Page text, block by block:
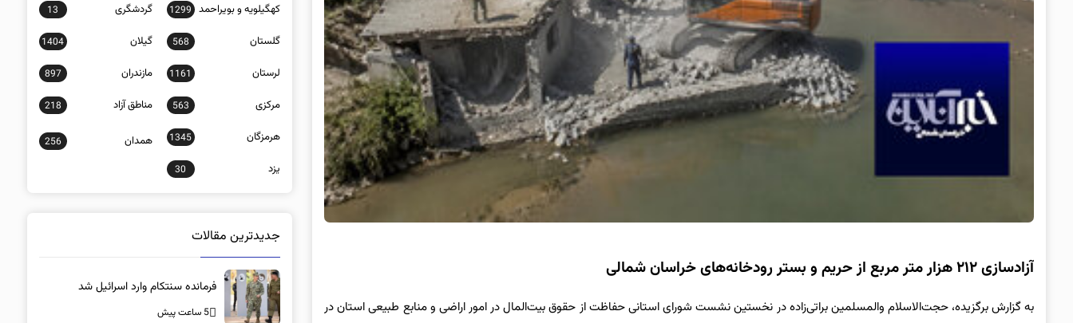
آزادسازی ۲۱۲ هزار متر مربع از حریم و بستر رودخانه‌های خراسان شمالی
به گزارش برگزیده، حجت‌الاسلام والمسلمین براتی‌زاده در نخستین نشست شورای استانی حفاظت از حقوق بیت‌المال در امور اراضی و منابع طبیعی استان در
کهگیلویه و بویراحمد 1299 گردشگری 13
گلستان 568 گیلان 1404
لرستان 1161 مازندران 897
مرکزی 563 مناطق آزاد 218
هرمزگان 1345 همدان 256
یزد 30
جدیدترین مقالات
فرمانده سنتکام وارد اسرائیل شد
5 ساعت پیش